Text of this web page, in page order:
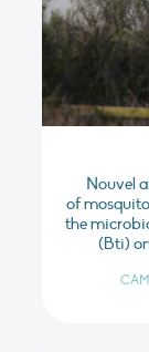
Nouvel
of
the
(Bti)